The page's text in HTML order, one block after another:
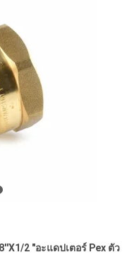
2 "อะแดปเตอร์ Pex ตัว